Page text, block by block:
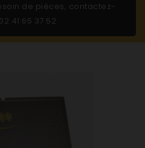
de pièces, contactez-
02 41 65 37 52